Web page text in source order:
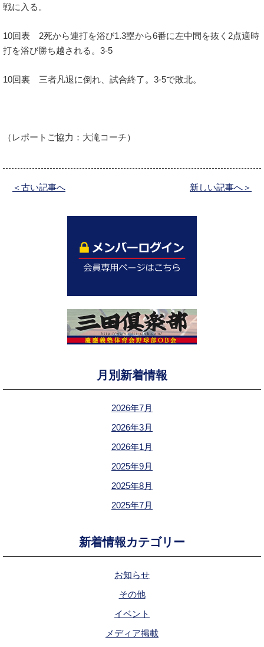
戦に入る。
10回表 2死から連打を浴び1.3塁から6番に左中間を抜く2点適時
打を浴び勝ち越される。3-5
10回裏 三者凡退に倒れ、試合終了。3-5で敗北。
（レポートご協力：大滝コーチ）
＜古い記事へ 新しい記事へ＞
月別新着情報
2026年7月
2026年3月
2026年1月
2025年9月
2025年8月
2025年7月
新着情報カテゴリー
お知らせ
その他
イベント
メディア掲載